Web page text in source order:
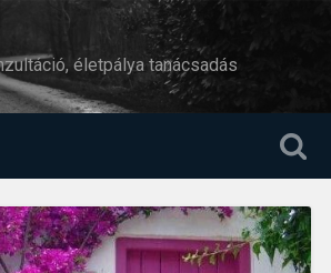
életpálya tanácsadás